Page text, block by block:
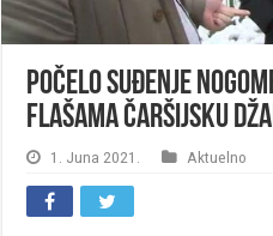
Počelo suđenje
flašama Čaršijsku
1. Juna 2021. Aktuelno